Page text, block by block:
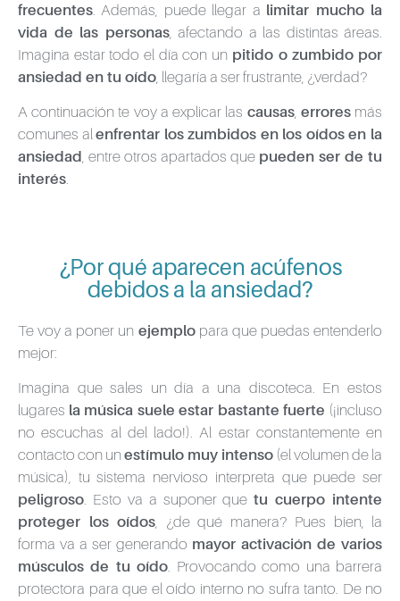
frecuentes . Además, puede llegar a limitar mucho la
vida de las personas, afectando a las distintas áreas.
Imagina estar todo el día con un pitido o zumbido por
ansiedad en tu oído , llegaría a ser frustrante, ¿verdad?
A continuación te voy a explicar las causas, erroresmás
comunes alenfrentar los zumbidos en los oídos en la
ansiedad, entre otros apartados que pueden ser de tu
interés.
¿Por qué aparecen acúfenos
debidos a la ansiedad?
Te voy a poner un ejemplopara que puedas entenderlo
mejor:
Imagina que sales un día a una discoteca. En estos
lugares la música suele estar bastante fuerte (¡incluso
no escuchas al del lado!). Al estar constantemente en
contacto con unestímulo muy intenso (el volumen de la
música), tu sistema nervioso interpreta que puede ser
peligroso. Esto va a suponer quetu cuerpo intente
proteger los oídos, ¿de qué manera? Pues bien, la
forma va a ser generando mayor activación de varios
músculos de tu oído. Provocando como una barrera
protectora para que el oído interno no sufra tanto. De no